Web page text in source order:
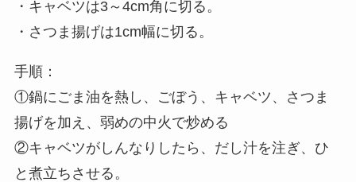
・キャベツは3～4cm角に切る。
・さつま揚げは1cm幅に切る。
手順：
①鍋にごま油を熱し、ごぼう、キャベツ、さつま
揚げを加え、弱めの中火で炒める
②キャベツがしんなりしたら、だし汁を注ぎ、ひ
と煮立ちさせる。